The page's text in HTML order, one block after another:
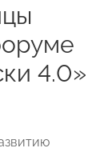
4.0»